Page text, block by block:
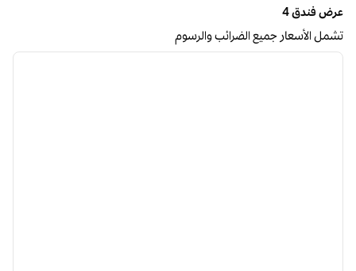
عرض فندق 4
عرض فندق 4
تشمل الأسعار جميع الضرائب والرسوم
1 من 12
الصورة